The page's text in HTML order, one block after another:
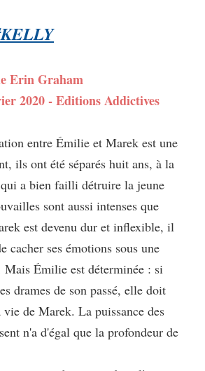
Erin Graham
2020 - Editions Addictives
entre Émilie et Marek est une
ils ont été séparés huit ans, à la
a bien failli détruire la jeune
sont aussi intenses que
est devenu dur et inflexible, il
cacher ses émotions sous une
Mais Émilie est déterminée : si
drames de son passé, elle doit
vie de Marek. La puissance des
n'a d'égal que la profondeur de